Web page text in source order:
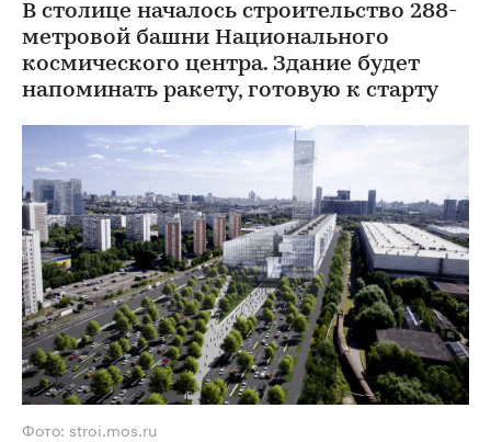
В столице началось строительство 288-
метровой башни Национального
космического центра. Здание будет
напоминать ракету, готовую к старту
Фото: stroi.mos.ru